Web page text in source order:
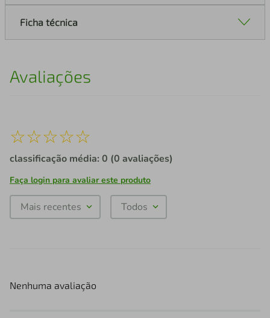
Ficha técnica
Avaliações
☆☆☆☆☆
classificação média: 0 (0 avaliações)
Faça login para avaliar este produto
Mais recentes Todos
Nenhuma avaliação